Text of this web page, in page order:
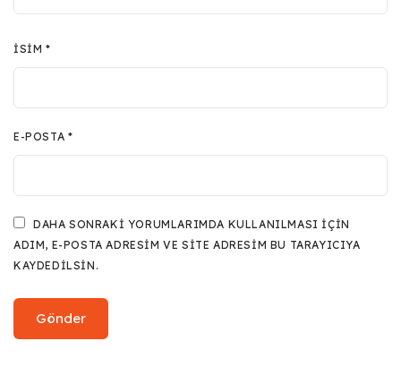
İSIM*
E-POSTA *
DAHA SONRAKI YORUMLARIMDA KULLANILMASI IÇIN
ADIM, E-POSTA ADRESIM VE SITE ADRESIM BU TARAYICIYA
KAYDEDILSIN.